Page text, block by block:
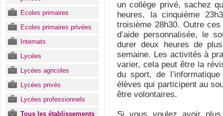
Ecoles primaires
Ecoles primaires privées
Internats
Lycées
Lycées agricoles
Lycées privés
Lycées professionnels
Tous les établissements
un collège privé, sachez
heures, la cinquième
troisième 28h30. Outre
d’aide personnalisée, le
durer deux heures de
semaine. Les activités à
varier, cela peut être la
du sport, de
élèves qui participent au
être volontaires.